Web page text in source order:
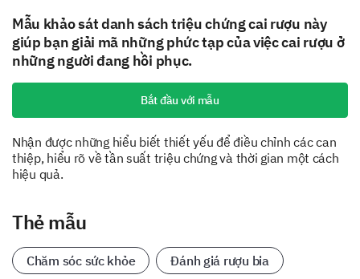
Mẫu khảo sát danh sách triệu chứng cai rượu này
giúp bạn giải mã những phức tạp của việc cai rượu ở
những người đang hồi phục.
Bắt đầu với mẫu
Nhận được những hiểu biết thiết yếu để điều chỉnh các can
thiệp, hiểu rõ về tần suất triệu chứng và thời gian một cách
hiệu quả.
Thẻ mẫu
Chăm sóc sức khỏe Đánh giá rượu bia